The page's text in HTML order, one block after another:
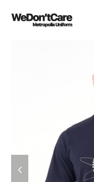
previous
slide